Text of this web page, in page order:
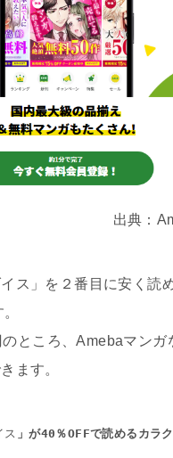
出典：
ス」を２番目に安く読
ところ、Amebaマンガ
ます。
ス 」が40％OFFで読めるカラ